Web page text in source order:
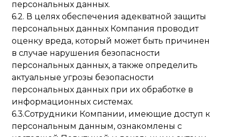
персональных данных.
6.2. В целях обеспечения адекватной защиты
персональных данных Компания проводит
оценку вреда, который может быть причинен
в случае нарушения безопасности
персональных данных, а также определить
актуальные угрозы безопасности
персональных данных при их обработке в
информационных системах.
6.3.Сотрудники Компании, имеющие доступ к
персональным данным, ознакомлены с